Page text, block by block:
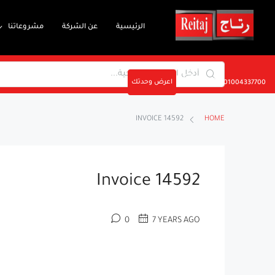
الرئيسية عن الشركة مشروعاتنا
01004337700 اعرض وحدتك
HOME
INVOICE 14592
Invoice 14592
7 YEARS AGO
0